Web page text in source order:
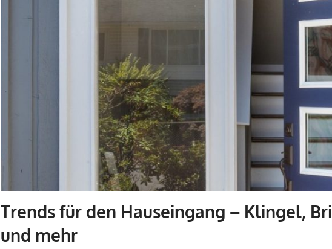
Trends für den Hauseingang – Klingel,
und mehr